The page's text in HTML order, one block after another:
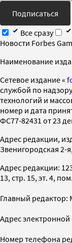
Подписаться
Все сразу
Новости Forbes
Наименование
Cетевое издание «
службой по
технологий и
номер и дата
ФС77-82431 от 23
Адрес редакции,
Звенигородская 2-
Адрес редакции:
13, стр. 15, эт. 4,
Главный
Адрес
Номер телефона